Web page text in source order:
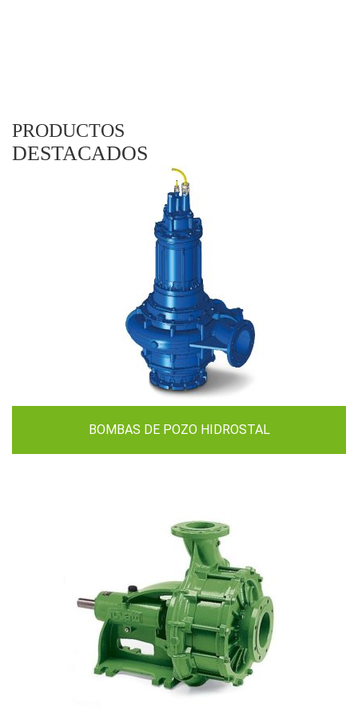
PRODUCTOS
DESTACADOS
BOMBAS DE POZO HIDROSTAL